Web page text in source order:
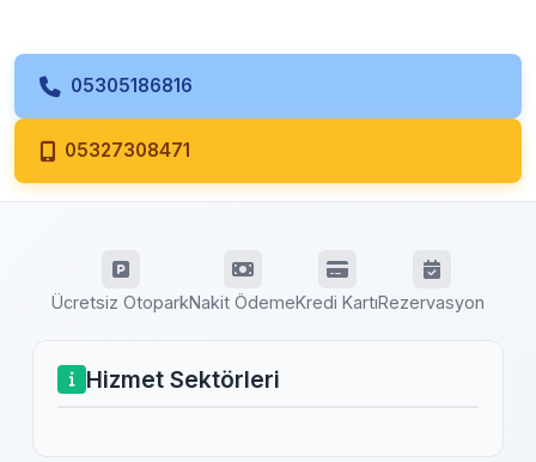
05305186816
05327308471
Ücretsiz OtoparkNakit ÖdemeKredi KartıRezervasyon
Hizmet Sektörleri